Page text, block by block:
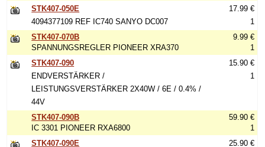
STK407-050E
4094377109 REF IC740 SANYO DC007
17.99 €
1
STK407-070B
SPANNUNGSREGLER PIONEER XRA370
9.99 €
1
STK407-090
ENDVERSTÄRKER /
LEISTUNGSVERSTÄRKER 2X40W / 6E / 0.4% /
44V
15.90 €
1
STK407-090B
IC 3301 PIONEER RXA6800
59.90 €
1
STK407-090E
25.90 €